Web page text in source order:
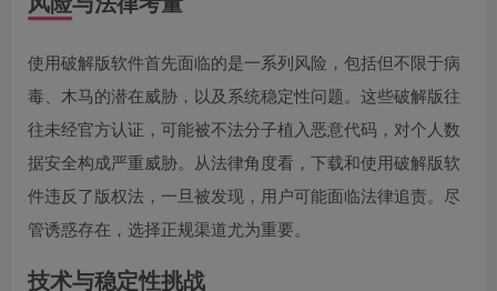
使用破解版软件首先面临的是一系列风险，包括但不限于病
毒、木马的潜在威胁，以及系统稳定性问题。这些破解版往
往未经官方认证，可能被不法分子植入恶意代码，对个人数
据安全构成严重威胁。从法律角度看，下载和使用破解版软
件违反了版权法，一旦被发现，用户可能面临法律追责。尽
管诱惑存在，选择正规渠道尤为重要。
技术与稳定性挑战